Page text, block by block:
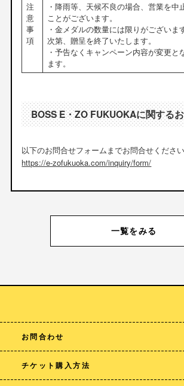
注
意
事
項
・降雨等、天候不良の場合、営業を中
ことがございます。
・金メダルの数量には限りがございま
次第、贈呈を終了いたします。
・予告なくキャンペーン内容が変更と
ます。
BOSS E・ZO FUKUOKAに関する
以下のお問合せフォームまでお問合せください
https://e-zofukuoka.com/inquiry/form/
一覧をみる
お問合わせ
チケット購入方法